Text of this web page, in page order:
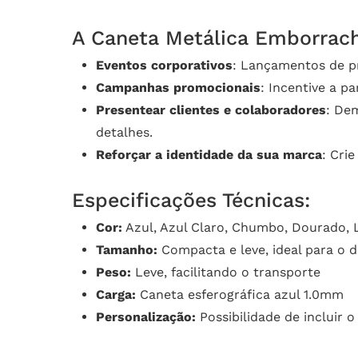
A Caneta Metálica
Eventos corporativos: Lançamentos de
Campanhas promocionais: Incentive a
Presentear clientes e colaboradores:
detalhes.
Reforçar a identidade da sua marca:
Especificações Técnicas:
Cor: Azul, Azul Claro, Chumbo, Dourado,
Tamanho: Compacta e leve, ideal para o
Peso: Leve, facilitando o transporte
Carga: Caneta esferográfica azul 1.0mm
Personalização: Possibilidade de incluir